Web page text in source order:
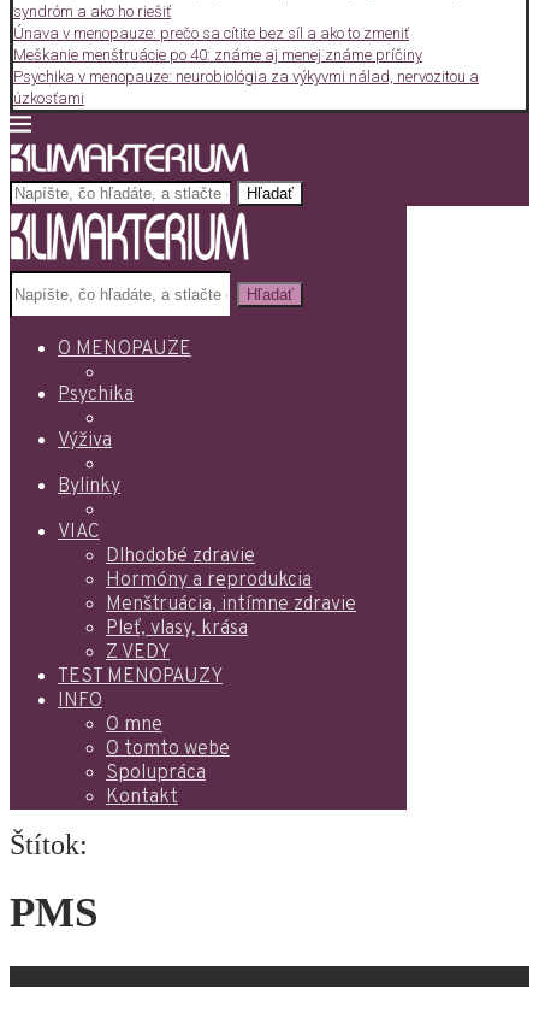
syndróm a ako ho riešiť
Únava v menopauze: prečo sa cítite bez síl a ako to zmeniť
Meškanie menštruácie po 40: známe aj menej známe príčiny
Psychika v menopauze: neurobiológia za výkyvmi nálad, nervozitou a
úzkosťami
Hľadať
Hľadať
O MENOPAUZE
Psychika
Výživa
Bylinky
VIAC
Dlhodobé zdravie
Hormóny a reprodukcia
Menštruácia, intímne zdravie
Pleť, vlasy, krása
Z VEDY
TEST MENOPAUZY
INFO
O mne
O tomto webe
Spolupráca
Kontakt
Štítok:
PMS